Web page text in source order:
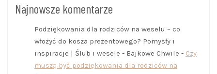
Najnowsze komentarze
Podziękowania dla rodziców na weselu – co
włożyć do kosza prezentowego? Pomysły i
inspiracje | Ślub i wesele - Bajkowe Chwile - Czy
muszą być podziękowania dla rodziców na